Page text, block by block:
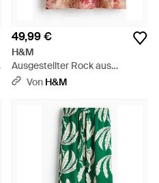
49,99 €
H&M
Ausgestellter Rock aus
Leinengemisch - Pink
Von H&M